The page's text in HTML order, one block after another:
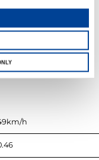
前前軸重 11,705kg, 前
10,745kg, 後軸重
h